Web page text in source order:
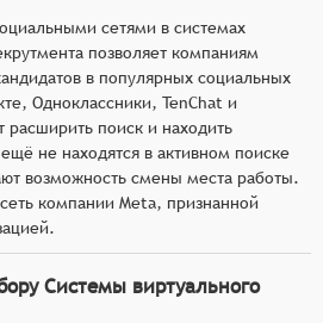
сетями в системах
позволяет компаниям
в популярных социальных
Одноклассники, TenChat и
расширить поиск и находить
не находятся в активном поиске
возможность смены места работы.
компании Meta, признанной
Системы виртуального